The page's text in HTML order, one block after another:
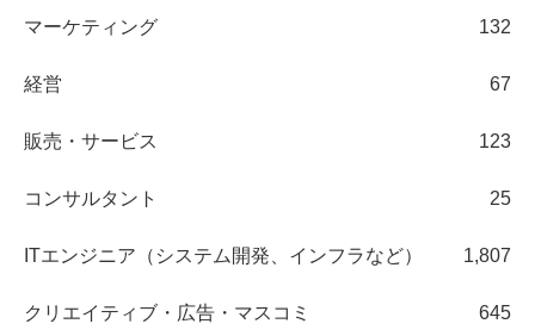
マーケティング 132
経営 67
販売・サービス 123
コンサルタント 25
ITエンジニア（システム開発、インフラなど） 1,807
クリエイティブ・広告・マスコミ 645